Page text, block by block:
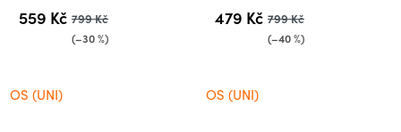
559 Kč 799 Kč
(–30 %)
OS (UNI)
479 Kč 799 Kč
(–40 %)
OS (UNI)